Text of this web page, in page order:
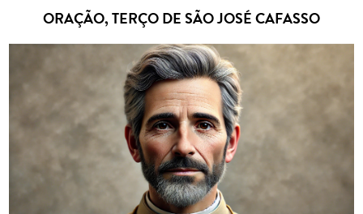
ORAÇÃO, TERÇO DE SÃO JOSÉ CAFASSO